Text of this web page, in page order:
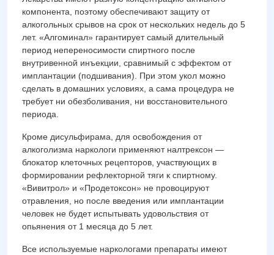
компонента, поэтому обеспечивают защиту от
алкогольных срывов на срок от нескольких недель до 5
лет. «Алгоминал» гарантирует самый длительный
период непереносимости спиртного после
внутривенной инъекции, сравнимый с эффектом от
имплантации (подшивания). При этом укол можно
сделать в домашних условиях, а сама процедура не
требует ни обезболивания, ни восстановительного
периода.
Кроме дисульфирама, для освобождения от
алкоголизма наркологи применяют налтрексон —
блокатор клеточных рецепторов, участвующих в
формировании рефлекторной тяги к спиртному.
«Вивитрол» и «Продетоксон» не провоцируют
отравления, но после введения или имплантации
человек не будет испытывать удовольствия от
опьянения от 1 месяца до 5 лет.
Все используемые наркологами препараты имеют